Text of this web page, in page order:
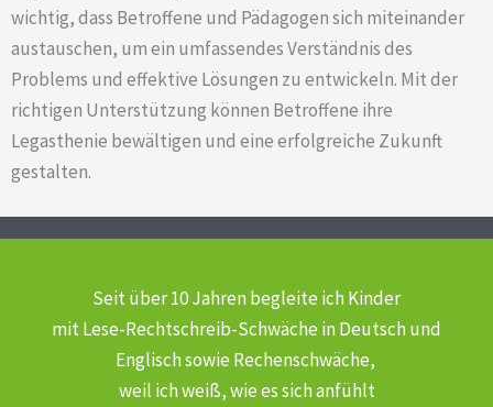
wichtig, dass Betroffene und Pädagogen sich miteinander
austauschen, um ein umfassendes Verständnis des
Problems und effektive Lösungen zu entwickeln. Mit der
richtigen Unterstützung können Betroffene ihre
Legasthenie bewältigen und eine erfolgreiche Zukunft
gestalten.
Seit über 10 Jahren begleite ich Kinder
mit Lese-Rechtschreib-Schwächein Deutsch und
Englisch sowie Rechenschwäche,
weil ich weiß, wie es sich anfühlt